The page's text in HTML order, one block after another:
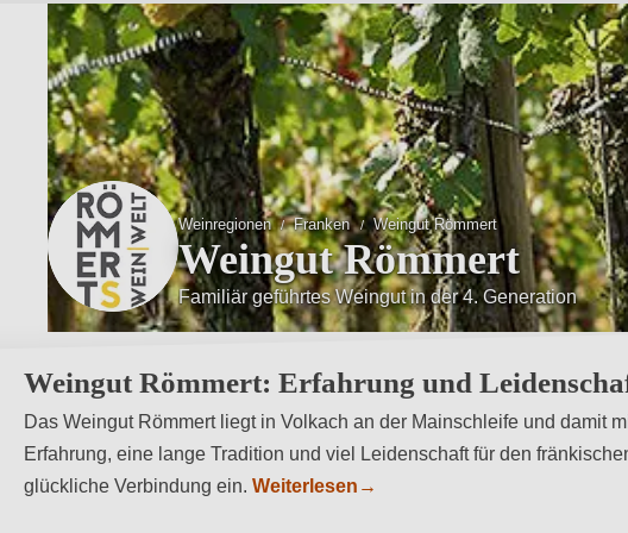
Weinregionen Franken Weingut Römmert
Weingut Römmert
Leitmotiv: Kombination von Tradition &amp;
Weingut Römmert: Erfahrung und
Das Weingut Römmert liegt in Volkach an der Mainschleife und damit
Erfahrung, eine lange Tradition und viel Leidenschaft für den
glückliche Verbindung ein. Weiterlesen →
Beschreiben Sie,